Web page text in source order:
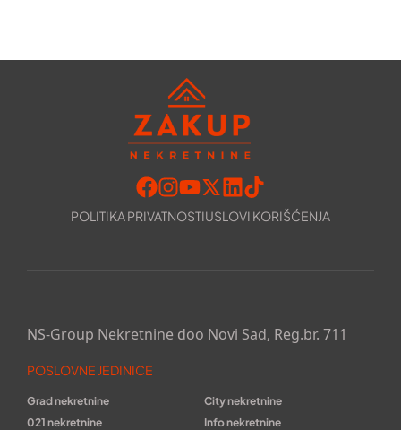
POLITIKA PRIVATNOSTIUSLOVI KORIŠĆENJA
NS-Group Nekretnine doo Novi Sad, Reg.br. 711
POSLOVNE JEDINICE
Grad nekretnine
City nekretnine
021 nekretnine
Info nekretnine